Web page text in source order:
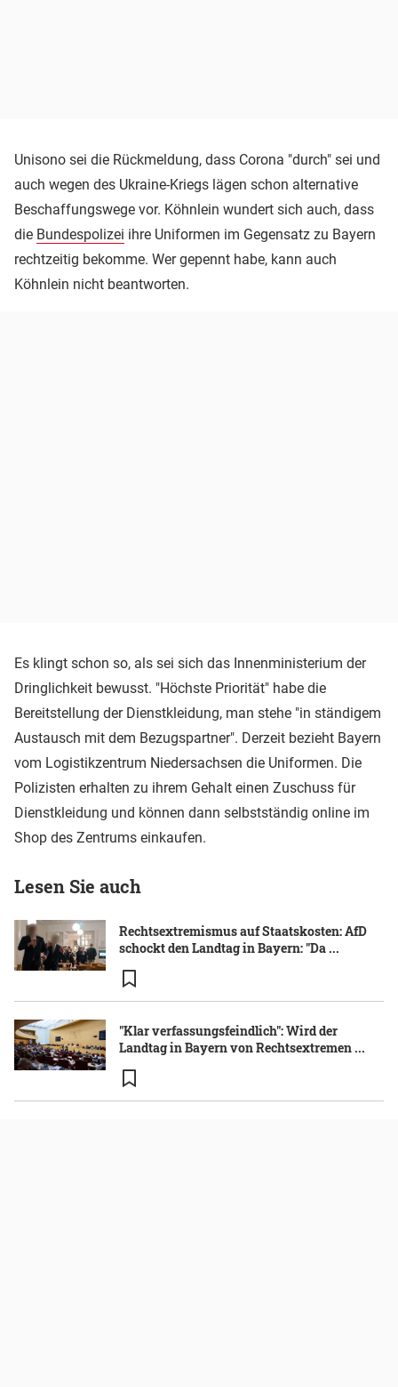
Unisono sei die Rückmeldung, dass Corona "durch" sei und
auch wegen des Ukraine-Kriegs lägen schon alternative
Beschaffungswege vor. Köhnlein wundert sich auch, dass
die Bundespolizei ihre Uniformen im Gegensatz zu Bayern
rechtzeitig bekomme. Wer gepennt habe, kann auch
Köhnlein nicht beantworten.
Es klingt schon so, als sei sich das Innenministerium der
Dringlichkeit bewusst. "Höchste Priorität" habe die
Bereitstellung der Dienstkleidung, man stehe "in ständigem
Austausch mit dem Bezugspartner". Derzeit bezieht Bayern
vom Logistikzentrum Niedersachsen die Uniformen. Die
Polizisten erhalten zu ihrem Gehalt einen Zuschuss für
Dienstkleidung und können dann selbstständig online im
Shop des Zentrums einkaufen.
Lesen Sie auch
Rechtsextremismus auf Staatskosten: AfD
schockt den Landtag in Bayern: "Da ...
"Klar verfassungsfeindlich": Wird der
Landtag in Bayern von Rechtsextremen ...